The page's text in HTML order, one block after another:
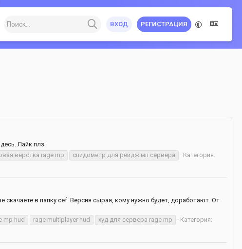
ВХОД РЕГИСТРАЦИЯ
Лайк плз.
верстка rage mp спидометр для рейдж мп сервера
Категория:
скачаете в папку cef. Версия сырая, кому нужно будет, доработают. От
mp hud rage multiplayer hud худ для сервера rage mp
Категория: